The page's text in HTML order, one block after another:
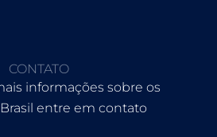
CONTATO
informações sobre os
entre em contato